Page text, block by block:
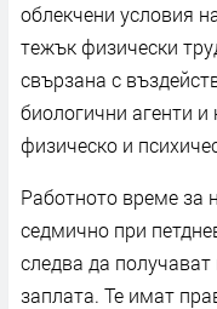
облекчени условия
тежък физически
свързана с
биологични агенти и
физическо и
Работното време за
седмично при
следва да
заплата. Те имат